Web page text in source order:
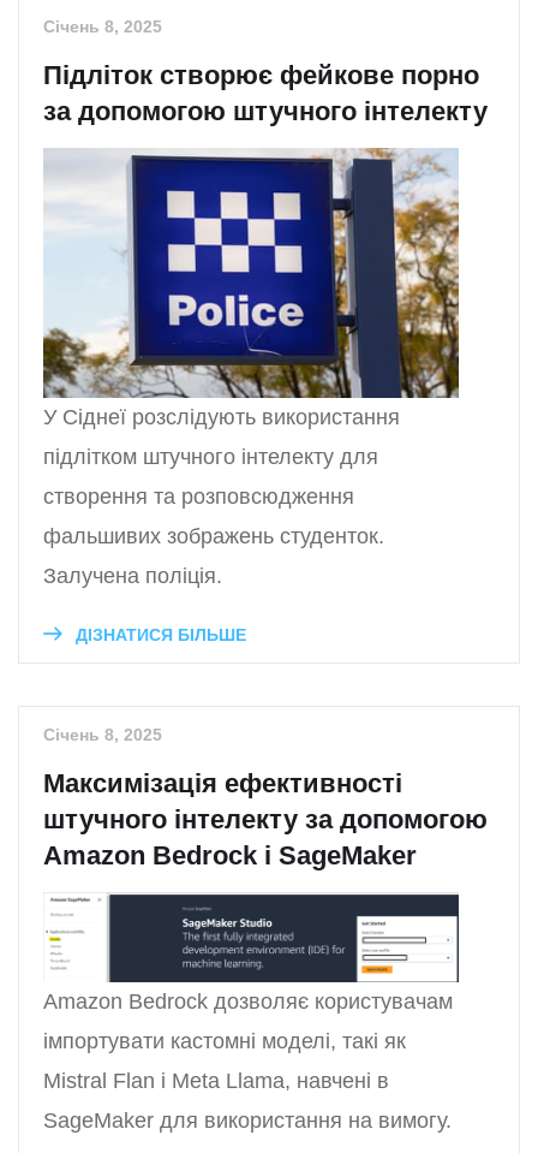
Січень 8, 2025
Підліток створює фейкове порно
за допомогою штучного інтелекту
У Сіднеї розслідують використання
підлітком штучного інтелекту для
створення та розповсюдження
фальшивих зображень студенток.
Залучена поліція.
ДІЗНАТИСЯ БІЛЬШЕ
Січень 8, 2025
Максимізація ефективності
штучного інтелекту за допомогою
Amazon Bedrock і SageMaker
Amazon Bedrock дозволяє користувачам
імпортувати кастомні моделі, такі як
Mistral Flan і Meta Llama, навчені в
SageMaker для використання на вимогу.